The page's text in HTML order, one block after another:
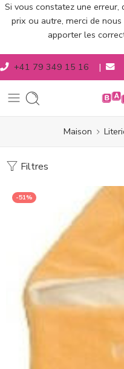
Si vous constatez une erreur,
prix ou autre, merci de
apporter les
+41 79 349 15 16 |
Maison
Filtres
-51%